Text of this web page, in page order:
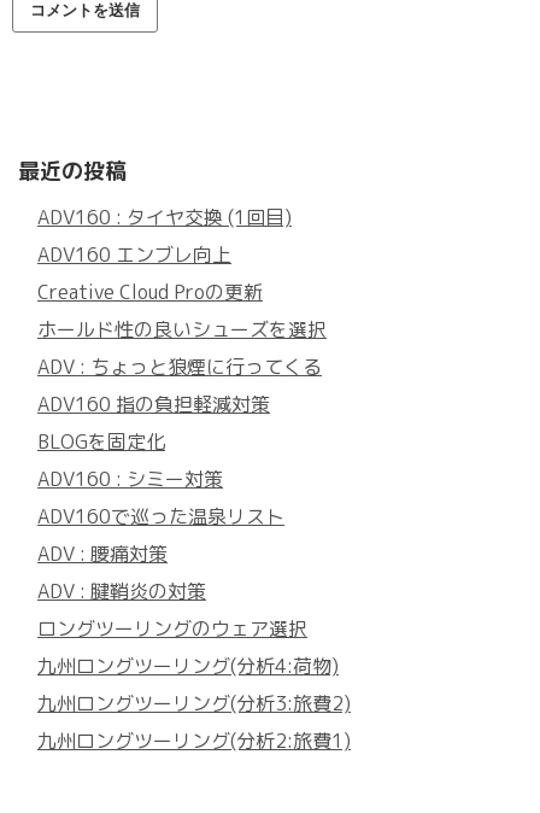
最近の投稿
ADV160 : タイヤ交換 (1回目)
ADV160 エンブレ向上
Creative Cloud Proの更新
ホールド性の良いシューズを選択
ADV : ちょっと狼煙に行ってくる
ADV160 指の負担軽減対策
BLOGを固定化
ADV160 : シミー対策
ADV160で巡った温泉リスト
ADV : 腰痛対策
ADV : 腱鞘炎の対策
ロングツーリングのウェア選択
九州ロングツーリング(分析4:荷物)
九州ロングツーリング(分析3:旅費2)
九州ロングツーリング(分析2:旅費1)